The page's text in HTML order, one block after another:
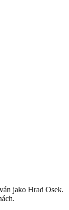
jako Hrad Osek.